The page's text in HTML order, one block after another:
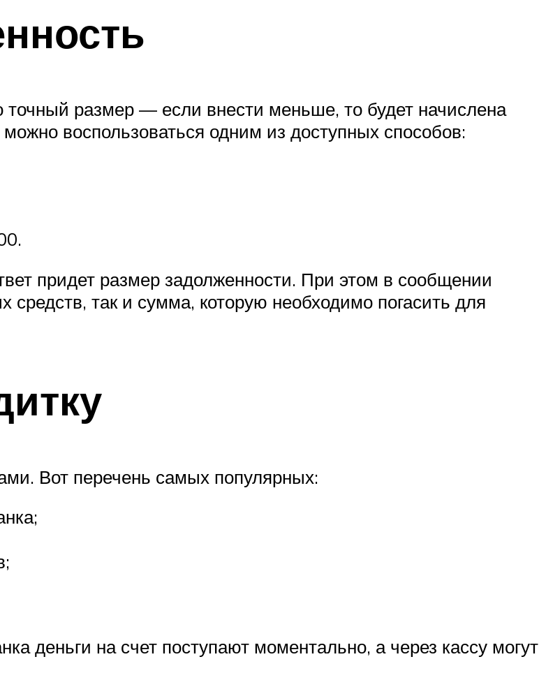
точный размер — если внести меньше, то будет начислена
воспользоваться одним из доступных способов:
придет размер задолженности. При этом в сообщении
так и сумма, которую необходимо погасить для
Вот перечень самых популярных:
деньги на счет поступают моментально, а через кассу могут